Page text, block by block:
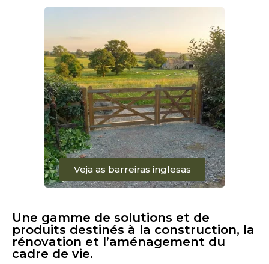
Veja as barreiras inglesas
Une gamme de solutions et de
produits destinés à la construction, la
rénovation et l’aménagement du
cadre de vie.